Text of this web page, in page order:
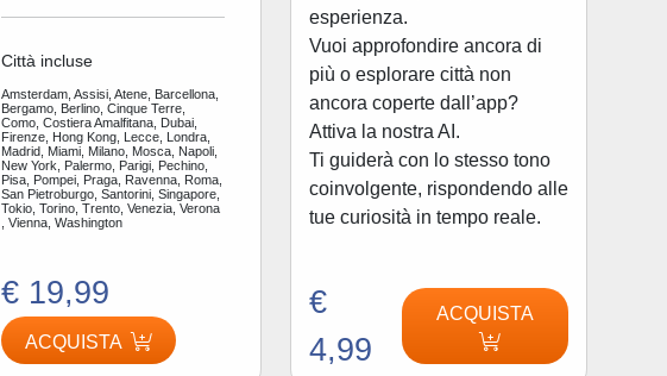
Città incluse
Amsterdam, Assisi, Atene, Barcellona,
Bergamo, Berlino, Cinque Terre,
Como, Costiera Amalfitana, Dubai,
Firenze, Hong Kong, Lecce, Londra,
Madrid, Miami, Milano, Mosca, Napoli,
New York, Palermo, Parigi, Pechino,
Pisa, Pompei, Praga, Ravenna, Roma,
San Pietroburgo, Santorini, Singapore,
Tokio, Torino, Trento, Venezia, Verona
, Vienna, Washington
€ 19,99
ACQUISTA
esperienza.
Vuoi approfondire ancora di
più o esplorare città non
ancora coperte dall’app?
Attiva la nostra AI.
Ti guiderà con lo stesso tono
coinvolgente, rispondendo alle
tue curiosità in tempo reale.
€
4,99
ACQUISTA